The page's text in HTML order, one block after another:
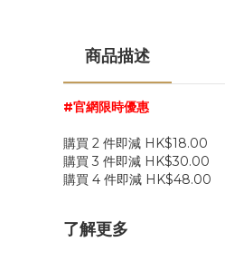
商品描述
#官網限時優惠
購買 2 件即減 HK$18.00
購買 3 件即減 HK$30.00
購買 4 件即減 HK$48.00
了解更多